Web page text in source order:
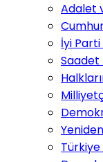
Adalet
İyi Parti
Saadet
Türkiye